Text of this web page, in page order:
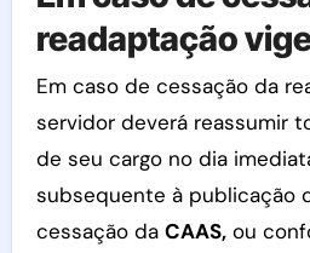
readaptação
Em caso de cessação da
servidor deverá reassumir
de seu cargo no dia
subsequente à publicação
cessação da CAAS,ou